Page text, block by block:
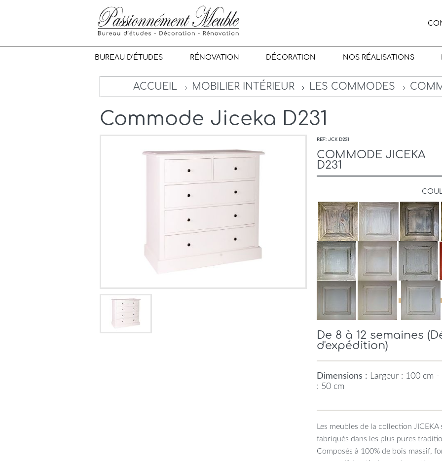
BUREAU D'ÉTUDES RÉNOVATION DÉCORATION NOS RÉALISATIONS
ACCUEIL MOBILIER INTÉRIEUR LES COMMODES
Commode Jiceka D231
REF: JCK D231
COMMODE JICEKA
D231
De 8 à 12 semaines
d'expédition)
Dimensions : Largeur : 100 cm
: 50 cm
Les meubles de la collection
fabriqués dans les plus pures
Composés à 100% de bois massif,